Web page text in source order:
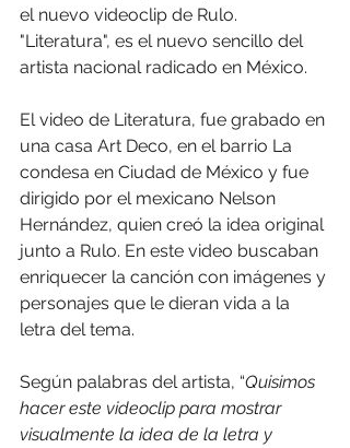
el nuevo videoclip de Rulo.
"Literatura", es el nuevo sencillo del
artista nacional radicado en México.
El video de Literatura, fue grabado en
una casa Art Deco, en el barrio La
condesa en Ciudad de México y fue
dirigido por el mexicano Nelson
Hernández, quien creó la idea original
junto a Rulo. En este video buscaban
enriquecer la canción con imágenes y
personajes que le dieran vida a la
letra del tema.
Según palabras del artista, “Quisimos
hacer este videoclip para mostrar
visualmente la idea de la letra y